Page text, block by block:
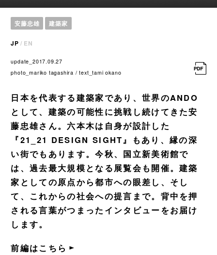
安藤忠雄 建築家
JP / EN
update_2017.09.27
photo_mariko tagashira / text_tami okano
日本を代表する建築家であり、世界のANDO
として、建築の可能性に挑戦し続けてきた安
藤忠雄さん。六本木は自身が設計した
『21_21 DESIGN SIGHT』もあり、縁の深
い街でもあります。今秋、国立新美術館で
は、過去最大規模となる展覧会も開催。建築
家としての原点から都市への眼差し、そし
て、これからの社会への提言まで。背中を押
される言葉がつまったインタビューをお届け
します。
前編はこちら